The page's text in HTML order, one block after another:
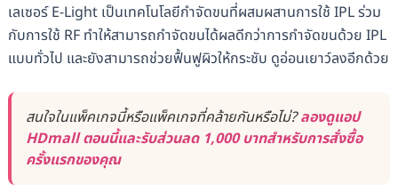
เลเซอร์ E-Light เป็นเทคโนโลยีกำจัดขนที่ผสมผสานการใช้ IPL ร่วม
กับการใช้ RF ทำให้สามารถกำจัดขนได้ผลดีกว่าการกำจัดขนด้วย IPL
แบบทั่วไป และยังสามารถช่วยฟื้นฟูผิวให้กระชับ ดูอ่อนเยาว์ลงอีกด้วย
สนใจในแพ็คเกจนี้หรือแพ็คเกจที่คล้ายกันหรือไม่?ลองดูแอป
HDmall ตอนนี้และรับส่วนลด 1,000 บาทสำหรับการสั่งซื้อ
ครั้งแรกของคุณ